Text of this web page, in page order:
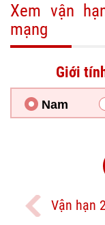
Xem vận
mạng
Giới
Nam
Vận hạn